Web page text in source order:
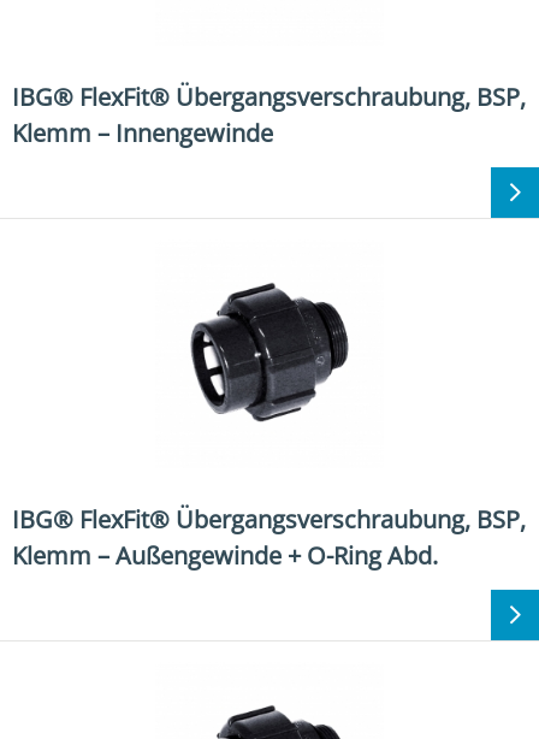
IBG® FlexFit® Übergangsverschraubung, BSP,
Klemm – Innengewinde
IBG® FlexFit® Übergangsverschraubung, BSP,
Klemm – Außengewinde + O-Ring Abd.